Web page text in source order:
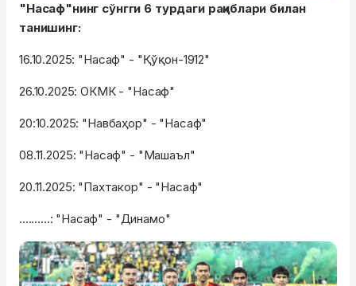
"Насаф"нинг сўнгги 6 турдаги рақиблари билан
танишинг:
16.10.2025: "Насаф" - "Қўқон-1912"
26.10.2025: ОКМК - "Насаф"
20:10.2025: "Навбаҳор" - "Насаф"
08.11.2025: "Насаф" - "Машаъл"
20.11.2025: "Пахтакор" - "Насаф"
..........: "Насаф" - "Динамо"